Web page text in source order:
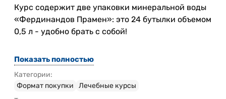
Курс содержит две упаковки минеральной воды
«Фердинандов Прамен»: это 24 бутылки объемом
0,5 л - удобно брать с собой!
Показать полностью
Категории:
Формат покупки
Лечебные курсы